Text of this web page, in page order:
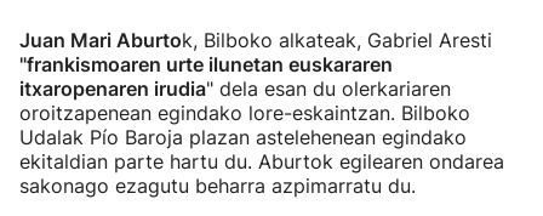
Juan Mari Aburtok, Bilboko alkateak, Gabriel Aresti
"frankismoaren urte ilunetan euskararen
itxaropenaren irudia" dela esan du olerkariaren
oroitzapenean egindako lore-eskaintzan. Bilboko
Udalak Pío Baroja plazan astelehenean egindako
ekitaldian parte hartu du. Aburtok egilearen ondarea
sakonago ezagutu beharra azpimarratu du.